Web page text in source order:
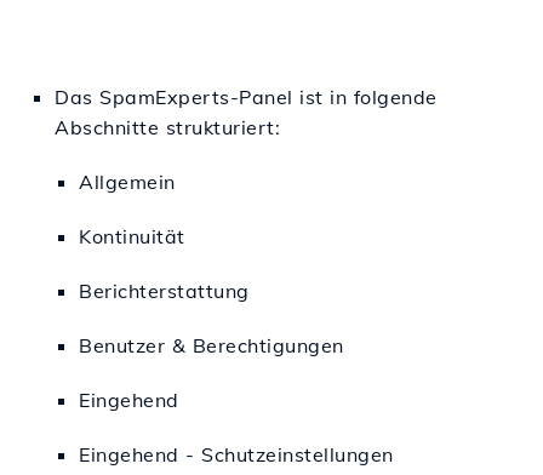
Das SpamExperts-Panel ist in folgende
Abschnitte strukturiert:
Allgemein
Kontinuität
Berichterstattung
Benutzer & Berechtigungen
Eingehend
Eingehend - Schutzeinstellungen